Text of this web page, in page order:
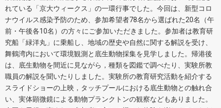
れている「京大ウィークス」の一環行事でした。今回は、新型コロ
ナウイルス感染予防のため、参加希望者78名から選ばれた20名（午
前・午後各10名）の方々にご参加いただきました。参加者は教育研
究船「緑洋丸」に乗船し、地域の歴史や自然に関する解説を受け、
舞鶴湾内において環境観測と底生動物採集を見学しました。帰港後
は、底生動物を間近に見ながら，種類を図鑑で調べたり、実験所教
職員の解説を聞いたりしました。実験所の教育研究活動を紹介する
スライドショーの上映，タッチプールにおける底生動物との触れ合
い、実体顕微鏡による動物プランクトンの観察などもありました。